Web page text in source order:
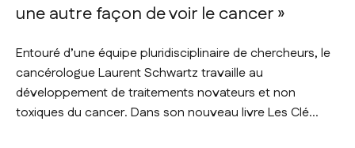
une autre façon de voir le cancer »
Entouré d’une équipe pluridisciplinaire de chercheurs, le
cancérologue Laurent Schwartz travaille au
développement de traitements novateurs et non
toxiques du cancer. Dans son nouveau livre Les Clé...